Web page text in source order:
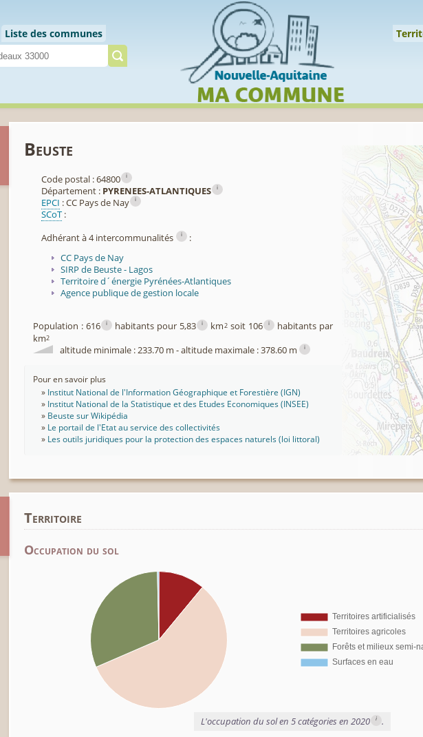
Territoire Milieux Qualité
Liste des communes
Beuste
Code postal : 64800 i
Département : PYRENEES-ATLANTIQUES i
EPCI : CC Pays de Nay i
SCoT :
Adhérant à 4 intercommunalités
i
:
CC Pays de Nay
SIRP de Beuste - Lagos
Territoire d´énergie Pyrénées-Atlantiques
Agence publique de gestion locale
Population : 616 i habitants pour 5,83 i km2 soit 106 i
habitants par
km2
altitude minimale : 233.70 m - altitude maximale : 378.60 m i
Pour en savoir plus
Institut National de l'Information Géographique et Forestière (IGN)
Institut National de la Statistique et des Etudes Economiques (INSEE)
Beuste sur Wikipédia
Le portail de l'Etat au service des collectivités
Les outils juridiques pour la protection des espaces naturels (loi littoral)
Territoire
Occupation du sol
L'occupation du sol en 5 catégories en 2020 i .